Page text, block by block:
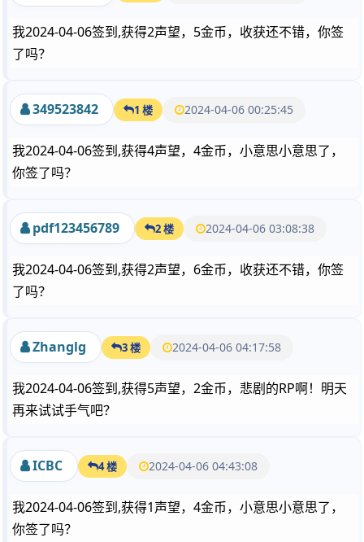
我2024-04-06签到,获得2声望，5金币，收获还不错，你签
了吗？
349523842 1 楼 2024-04-06 00:25:45
我2024-04-06签到,获得4声望，4金币，小意思小意思了，
你签了吗？
pdf123456789 2 楼 2024-04-06 03:08:38
我2024-04-06签到,获得2声望，6金币，收获还不错，你签
了吗？
Zhanglg 3 楼 2024-04-06 04:17:58
我2024-04-06签到,获得5声望，2金币，悲剧的RP啊！明天
再来试试手气吧？
ICBC 4 楼 2024-04-06 04:43:08
我2024-04-06签到,获得1声望，4金币，小意思小意思了，
你签了吗？